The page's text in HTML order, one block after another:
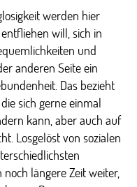
werden hier
will, sich in
und
anderen Seite ein
Das bezieht
sich gerne einmal
kann, aber auch auf
Losgelöst von sozialen
längere Zeit weiter,